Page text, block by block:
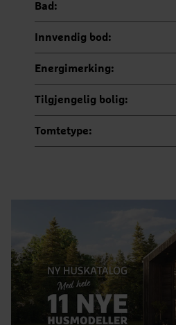
Bad:
Innvendig bod:
Energimerking:
Tilgjengelig bolig:
Tomtetype: